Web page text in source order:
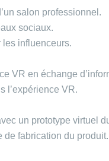
salon professionnel.
sociaux.
les influenceurs.
VR en échange
l’expérience VR.
un prototype virtuel
de fabrication du produit.